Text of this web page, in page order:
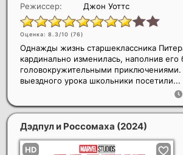
Режиссер:
Джон Уоттс
Оценка: 8.3/10 (76)
Однажды жизнь старшеклассника
кардинально изменилась, наполнив его
головокружительными
выездного урока школьники посетили...
Дэдпул и Россомаха (2024)